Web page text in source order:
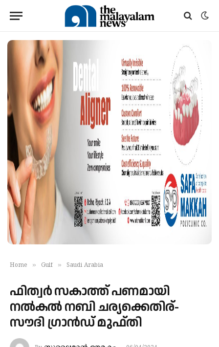
Home » Gulf » Saudi Arabia
ഫിത്വര്‍ സകാത്ത് പണമായി
നല്‍കല്‍ നബി ചര്യക്കെതിര്-
സൗദി ഗ്രാന്‍ഡ് മുഫ്തി